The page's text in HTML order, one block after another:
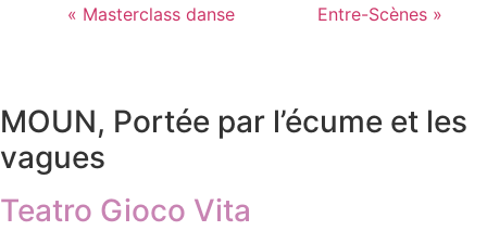
« Masterclass danse Entre-Scènes »
MOUN, Portée par l’écume et les
vagues
Teatro Gioco Vita